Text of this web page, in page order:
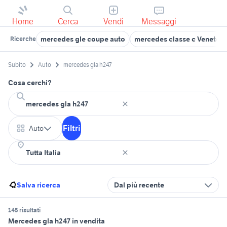
Home Cerca Vendi Messaggi
Ricerche mercedes gle coupe auto mercedes classe c Veneto
Subito Auto mercedes gla h247
Cosa cerchi?
Auto Filtri
Salva ricerca Dal più recente
145 risultati
Mercedes gla h247 in vendita